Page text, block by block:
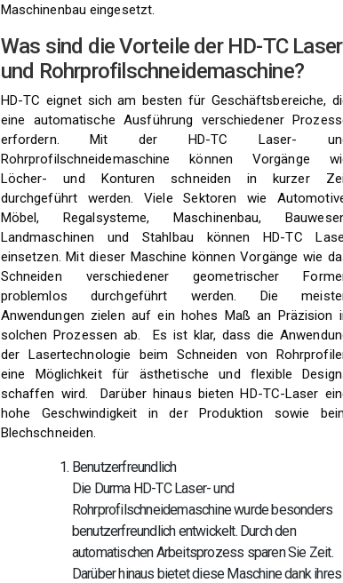
Maschinenbau eingesetzt.
Was sind die Vorteile der HD-TC
und Rohrprofilschneidemaschine?
HD-TC eignet sich am besten für Geschäftsbereiche,
eine automatische Ausführung verschiedener
erfordern. Mit der HD-TC Laser-
Rohrprofilschneidemaschine können Vorgänge
Löcher- und Konturen schneiden in kurzer
durchgeführt werden. Viele Sektoren wie
Möbel, Regalsysteme, Maschinenbau,
Landmaschinen und Stahlbau können HD-TC
einsetzen. Mit dieser Maschine können Vorgänge wie
Schneiden verschiedener geometrischer
problemlos durchgeführt werden. Die
Anwendungen zielen auf ein hohes Maß an Präzision
solchen Prozessen ab. Es ist klar, dass die
der Lasertechnologie beim Schneiden von
eine Möglichkeit für ästhetische und flexible
schaffen wird. Darüber hinaus bieten HD-TC-Laser
hohe Geschwindigkeit in der Produktion sowie
Blechschneiden.
Benutzerfreundlich
Die Durma HD-TC Laser- und
Rohrprofilschneidemaschine wurde besonders
benutzerfreundlich entwickelt. Durch den
automatischen Arbeitsprozess sparen Sie Zeit.
Darüber hinaus bietet diese Maschine dank ihres